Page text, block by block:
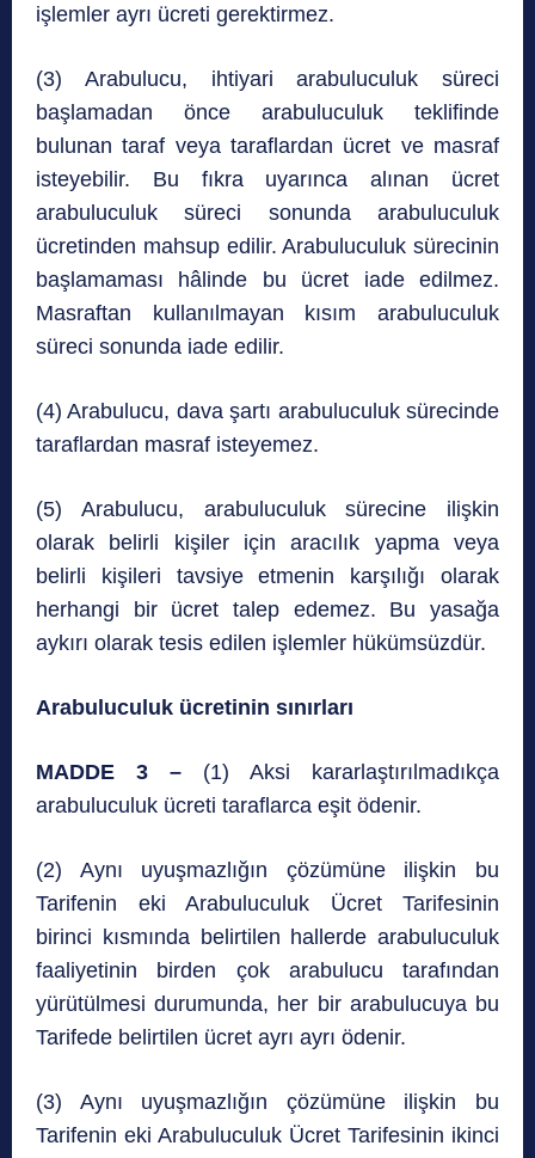
işlemler ayrı ücreti gerektirmez.
(3) Arabulucu, ihtiyari arabuluculuk süreci
başlamadan önce arabuluculuk teklifinde
bulunan taraf veya taraflardan ücret ve masraf
isteyebilir. Bu fıkra uyarınca alınan ücret
arabuluculuk süreci sonunda arabuluculuk
ücretinden mahsup edilir. Arabuluculuk sürecinin
başlamaması hâlinde bu ücret iade edilmez.
Masraftan kullanılmayan kısım arabuluculuk
süreci sonunda iade edilir.
(4) Arabulucu, dava şartı arabuluculuk sürecinde
taraflardan masraf isteyemez.
(5) Arabulucu, arabuluculuk sürecine ilişkin
olarak belirli kişiler için aracılık yapma veya
belirli kişileri tavsiye etmenin karşılığı olarak
herhangi bir ücret talep edemez. Bu yasağa
aykırı olarak tesis edilen işlemler hükümsüzdür.
Arabuluculuk ücretinin sınırları
MADDE 3 – (1) Aksi kararlaştırılmadıkça
arabuluculuk ücreti taraflarca eşit ödenir.
(2) Aynı uyuşmazlığın çözümüne ilişkin bu
Tarifenin eki Arabuluculuk Ücret Tarifesinin
birinci kısmında belirtilen hallerde arabuluculuk
faaliyetinin birden çok arabulucu tarafından
yürütülmesi durumunda, her bir arabulucuya bu
Tarifede belirtilen ücret ayrı ayrı ödenir.
(3) Aynı uyuşmazlığın çözümüne ilişkin bu
Tarifenin eki Arabuluculuk Ücret Tarifesinin ikinci